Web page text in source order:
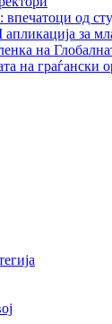
од
за
на
на граѓански